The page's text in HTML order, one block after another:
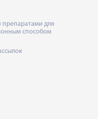
препаратами для
способом